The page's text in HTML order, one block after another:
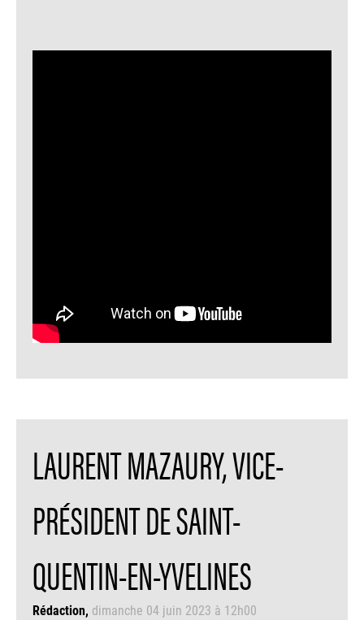
LAURENT MAZAURY, VICE-
PRÉSIDENT DE SAINT-
QUENTIN-EN-YVELINES
Rédaction dimanche 04 juin 2023 à 12h00